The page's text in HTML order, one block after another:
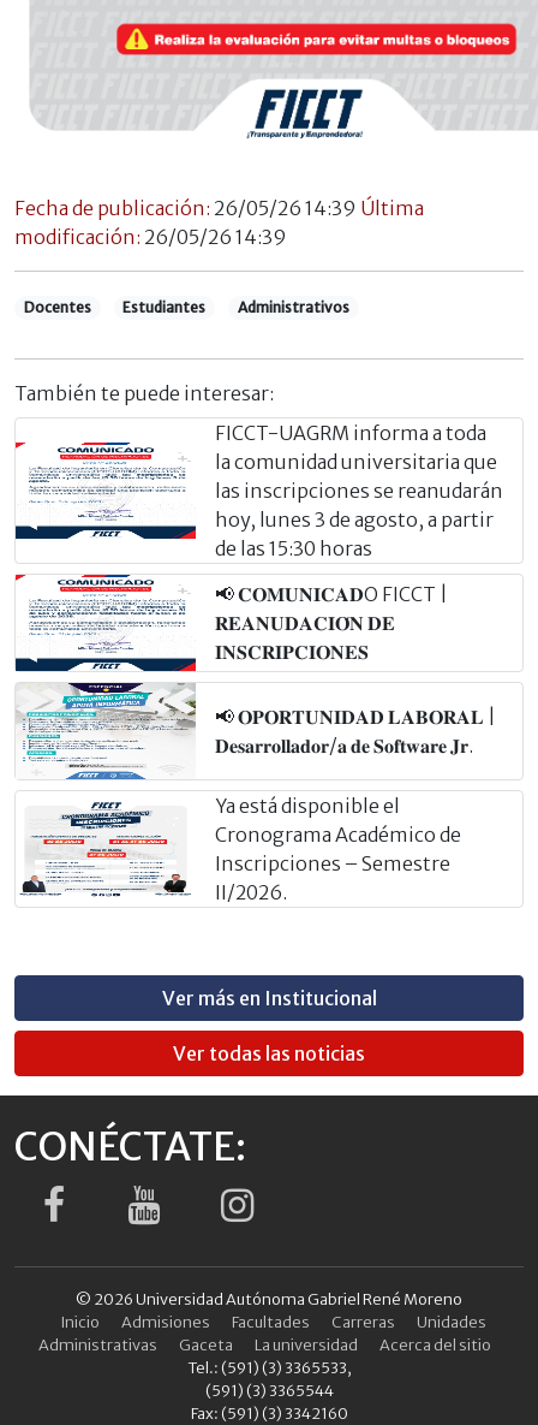
Fecha de publicación: 26/05/26 14:39 Última
modificación: 26/05/26 14:39
Docentes Estudiantes Administrativos
También te puede interesar:
FICCT-UAGRM informa a toda
la comunidad universitaria que
las inscripciones se reanudarán
hoy, lunes 3 de agosto, a partir
de las 15:30 horas
📢 𝐂𝐎𝐌𝐔𝐍𝐈𝐂𝐀𝐃O FICCT |
𝐑𝐄𝐀𝐍𝐔𝐃𝐀𝐂𝐈𝐎́𝐍 𝐃𝐄
𝐈𝐍𝐒𝐂𝐑𝐈𝐏𝐂𝐈𝐎𝐍𝐄𝐒
📢 𝐎𝐏𝐎𝐑𝐓𝐔𝐍𝐈𝐃𝐀𝐃 𝐋𝐀𝐁𝐎𝐑𝐀𝐋 |
𝐃𝐞𝐬𝐚𝐫𝐫𝐨𝐥𝐥𝐚𝐝𝐨𝐫/𝐚 𝐝𝐞 𝐒𝐨𝐟𝐭𝐰𝐚𝐫𝐞 𝐉𝐫.
Ya está disponible el
Cronograma Académico de
Inscripciones – Semestre
II/2026.
Ver más en Institucional
Ver todas las noticias
CONÉCTATE:
© 2026 Universidad Autónoma Gabriel René Moreno
Inicio
Admisiones Facultades Carreras
Unidades
Administrativas
Gaceta La universidad
Acerca del sitio
Tel.: (591) (3) 3365533,
(591) (3) 3365544
Fax: (591) (3) 3342160